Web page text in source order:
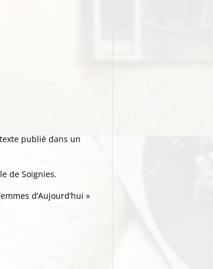
publié dans un
de Soignies.
d’Aujourd’hui »